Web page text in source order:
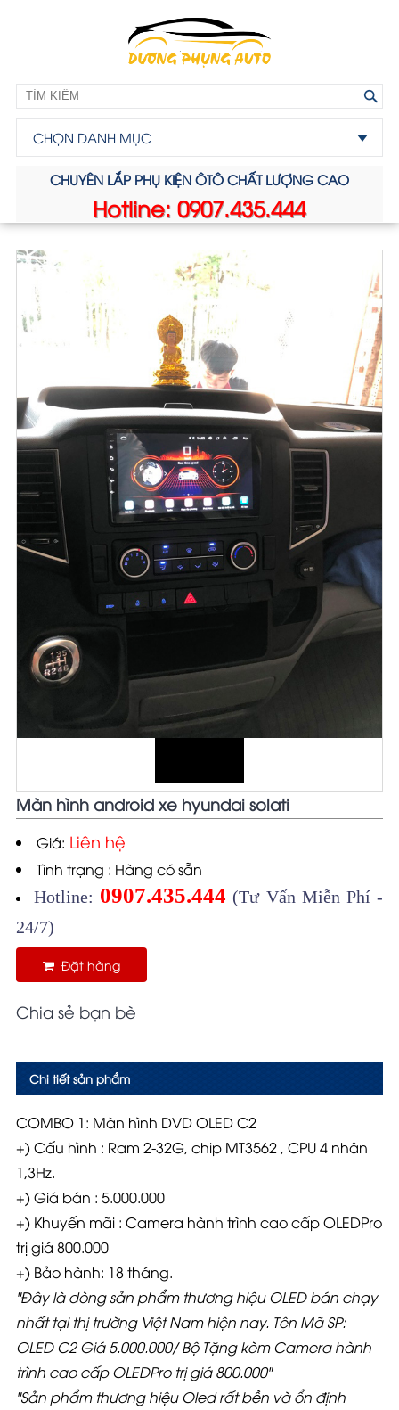
CHỌN DANH MỤC
CHUYÊN LẮP PHỤ KIỆN ÔTÔ CHẤT LƯỢNG CAO
Hotline: 0907.435.444
Màn hình android xe hyundai solati
Giá: Liên hệ
Tình trạng : Hàng có sẵn
Hotline: 0907.435.444 (Tư Vấn Miễn Phí -
24/7)
Đặt hàng
Chia sẻ bạn bè
Chi tiết sản phẩm
COMBO 1: Màn hình DVD OLED C2
+) Cấu hình : Ram 2-32G, chip MT3562 , CPU 4 nhân
1,3Hz.
+) Giá bán : 5.000.000
+) Khuyến mãi : Camera hành trình cao cấp OLEDPro
trị giá 800.000
+) Bảo hành: 18 tháng.
"Đây là dòng sản phẩm thương hiệu OLED bán chạy
nhất tại thị trường Việt Nam hiện nay. Tên Mã SP:
OLED C2 Giá 5.000.000/ Bộ Tặng kèm Camera hành
trình cao cấp OLEDPro trị giá 800.000"
"Sản phẩm thương hiệu Oled rất bền và ổn định